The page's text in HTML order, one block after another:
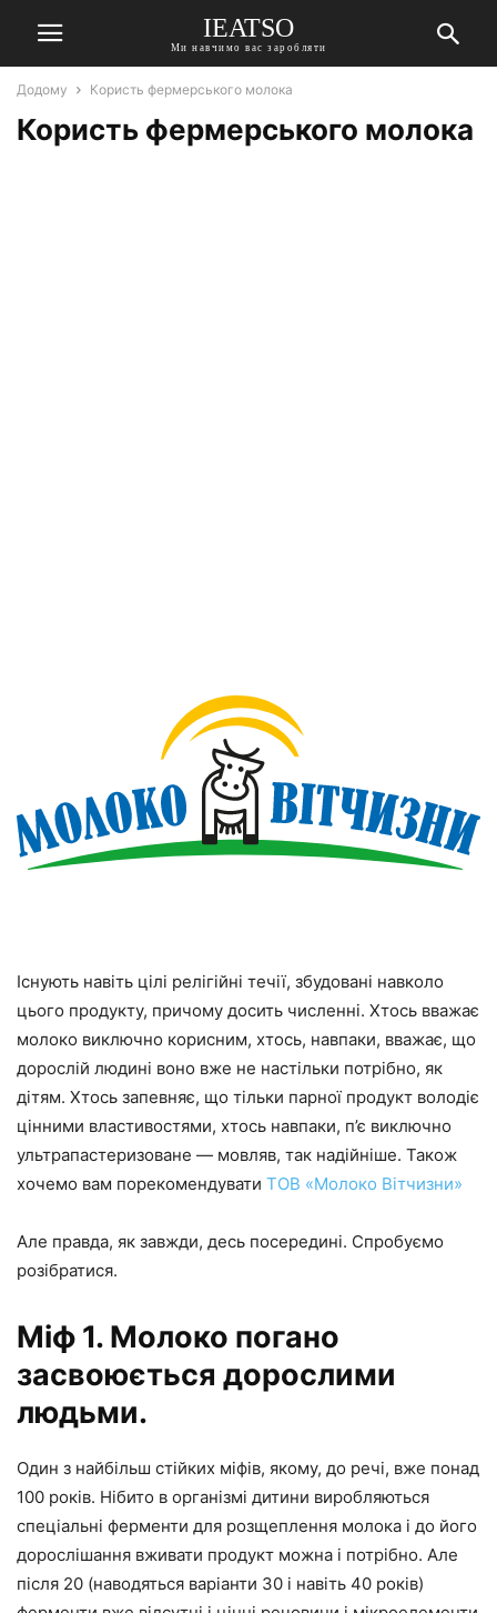
IEATSO
Ми навчимо вас заробляти
Додому Користь фермерського молока
Користь фермерського молока
Існують навіть цілі релігійні течії, збудовані навколо
цього продукту, причому досить численні. Хтось вважає
молоко виключно корисним, хтось, навпаки, вважає, що
дорослій людині воно вже не настільки потрібно, як
дітям. Хтось запевняє, що тільки парної продукт володіє
цінними властивостями, хтось навпаки, п’є виключно
ультрапастеризоване — мовляв, так надійніше. Також
хочемо вам порекомендувати ТОВ «Молоко Вітчизни»
Але правда, як завжди, десь посередині. Спробуємо
розібратися.
Міф 1. Молоко погано
засвоюється дорослими
людьми.
Один з найбільш стійких міфів, якому, до речі, вже понад
100 років. Нібито в організмі дитини виробляються
спеціальні ферменти для розщеплення молока і до його
дорослішання вживати продукт можна і потрібно. Але
після 20 (наводяться варіанти 30 і навіть 40 років)